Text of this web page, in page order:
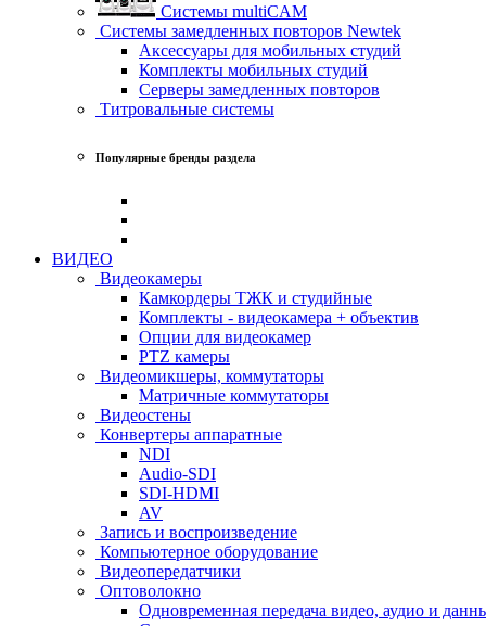
Системы multiCAM
Системы замедленных повторов Newtek
Аксессуары для мобильных студий
Комплекты мобильных студий
Серверы замедленных повторов
Титровальные системы
Популярные бренды раздела
ВИДЕО
Видеокамеры
Камкордеры ТЖК и студийные
Комплекты - видеокамера + объектив
Опции для видеокамер
PTZ камеры
Видеомикшеры, коммутаторы
Матричные коммутаторы
Видеостены
Конвертеры аппаратные
NDI
Audio-SDI
SDI-HDMI
AV
Запись и воспроизведение
Компьютерное оборудование
Видеопередатчики
Оптоволокно
Одновременная передача видео, аудио и